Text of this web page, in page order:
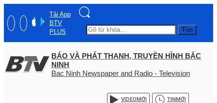
Tải App
BTV
PLUS
Tìm
BÁO VÀ PHÁT THANH, TRUYỀN HÌNH BẮC
NINH
Bac Ninh Newspaper and Radio - Television
VIDEOMỚI TINMỚI